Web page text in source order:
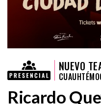
NUEVO
Ricardo